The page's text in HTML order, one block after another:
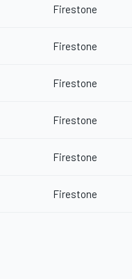
Firestone
Firestone
Firestone
Firestone
Firestone
Firestone